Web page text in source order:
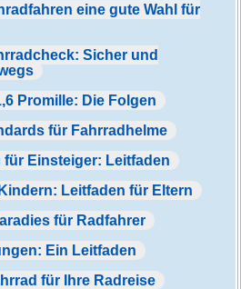
eine gute Wahl für
Sicher und
Promille: Die Folgen
für Fahrradhelme
für Einsteiger: Leitfaden
Leitfaden für Eltern
für Radfahrer
Ein Leitfaden
für Ihre Radreise